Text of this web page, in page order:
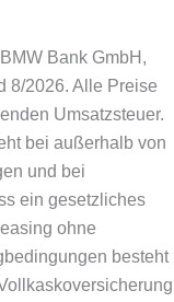
Bank GmbH,
8/2026. Alle Preise
Umsatzsteuer.
bei außerhalb von
und bei
ein gesetzliches
ohne
besteht